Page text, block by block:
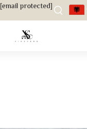
[email protected]